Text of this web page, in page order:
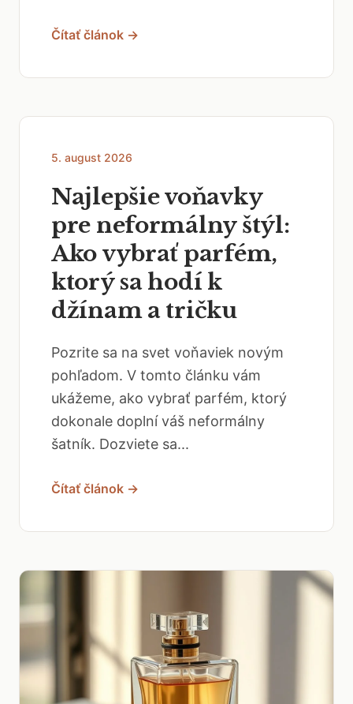
Čítať článok →
5. august 2026
Najlepšie voňavky
pre neformálny štýl:
Ako vybrať parfém,
ktorý sa hodí k
džínam a tričku
Pozrite sa na svet voňaviek novým
pohľadom. V tomto článku vám
ukážeme, ako vybrať parfém, ktorý
dokonale doplní váš neformálny
šatník. Dozviete sa...
Čítať článok →